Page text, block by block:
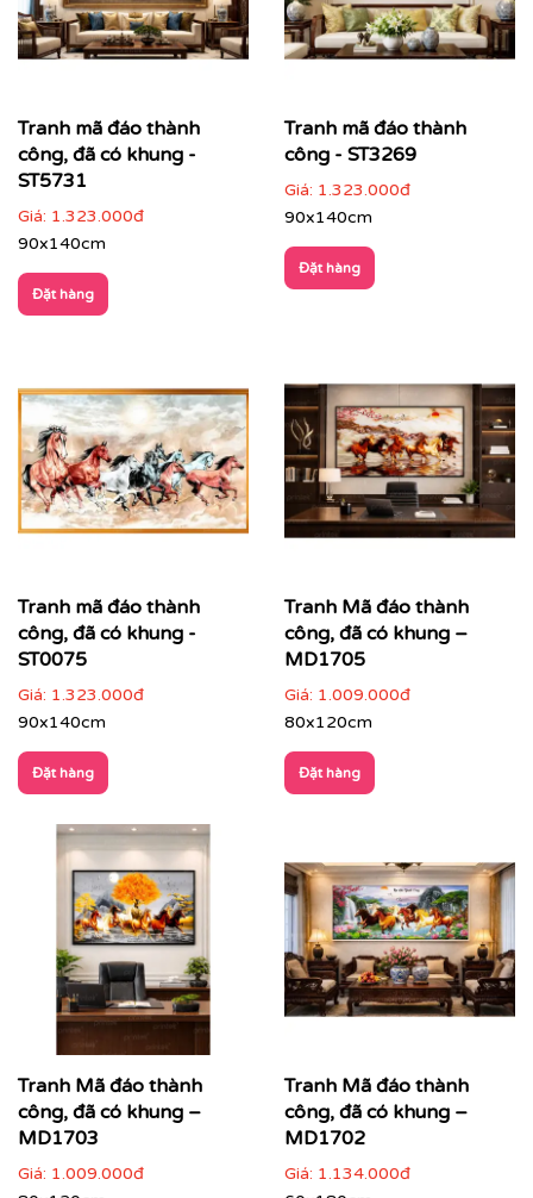
Tranh mã đáo thành
công, đã có khung -
ST5731
Giá: 1.323.000đ
90x140cm
Đặt hàng
Tranh mã đáo thành
công - ST3269
Giá: 1.323.000đ
90x140cm
Đặt hàng
Tranh mã đáo thành
công, đã có khung -
ST0075
Giá: 1.323.000đ
90x140cm
Đặt hàng
Tranh Mã đáo thành
công, đã có khung –
MD1705
Giá: 1.009.000đ
80x120cm
Đặt hàng
Tranh Mã đáo thành
công, đã có khung –
MD1703
Giá: 1.009.000đ
Tranh Mã đáo thành
công, đã có khung –
MD1702
Giá: 1.134.000đ